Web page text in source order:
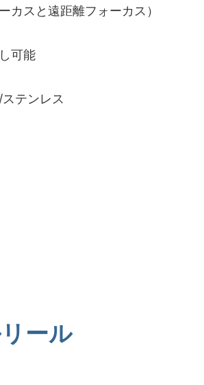
スと遠距離フォーカス）
可能
テンレス
ール